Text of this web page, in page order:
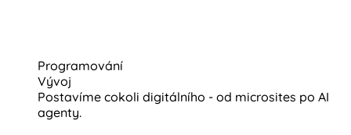
Programování
Vývoj
Postavíme cokoli digitálního - od microsites po AI
agenty.